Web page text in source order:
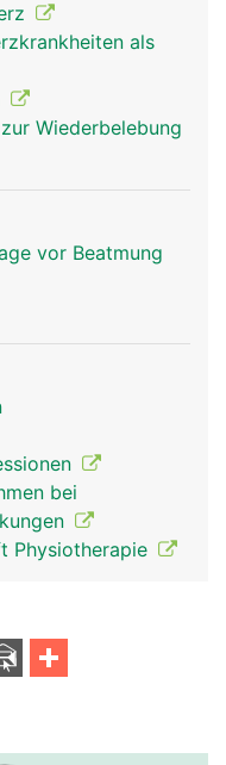
als
Wiederbelebung
vor Beatmung
bei
Physiotherapie